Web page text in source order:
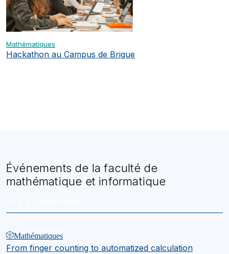
Mathématiques
Hackathon au Campus de Brigue
Événements de la faculté de
mathématique et informatique
Mathématiques
From finger counting to automatized calculation